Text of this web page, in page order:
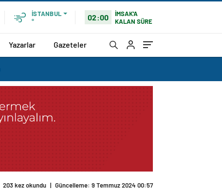
İSTANBUL
°
02:00
İMSAK'A
KALAN SÜRE
Yazarlar Gazeteler
203 kez okundu | Güncelleme: 9 Temmuz 2024 00:57